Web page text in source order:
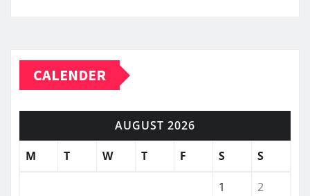
CALENDER
AUGUST 2026
M
T W T F S S
1
2